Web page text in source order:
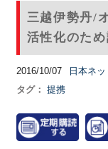
三越伊勢丹/
活性化のため
2016/10/07 日本ネ
タグ： 提携